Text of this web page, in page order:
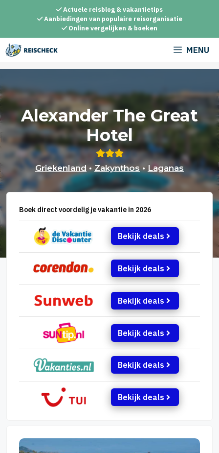
inhoud
Actuele reisblog & vakantietips
Aanbiedingen van populaire reisorganisatie
Online vergelijken & boeken
MENU
Alexander The Great
Hotel
Griekenland • Zakynthos • Laganas
Boek direct voordelig je vakantie in 2026
Bekijk deals
Bekijk deals
Bekijk deals
Bekijk deals
Bekijk deals
Bekijk deals